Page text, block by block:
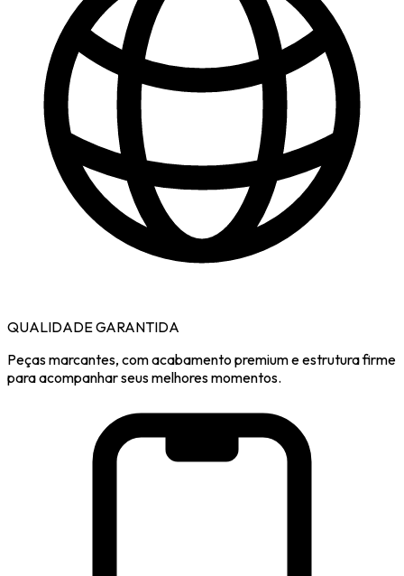
QUALIDADE GARANTIDA
Peças marcantes, com acabamento premium e estrutura firme
para acompanhar seus melhores momentos.